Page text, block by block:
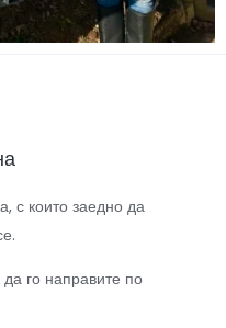
с които заедно да
го направите по